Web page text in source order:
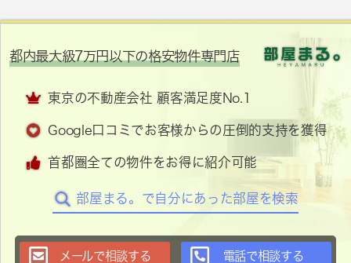
都内最大級7万円以下の格安物件専門店
東京の不動産会社 顧客満足度No.1
Google口コミでお客様からの圧倒的支持を獲得
首都圏全ての物件をお得に紹介可能
部屋まる。で自分にあった部屋を検索
メールで相談する 電話で相談する